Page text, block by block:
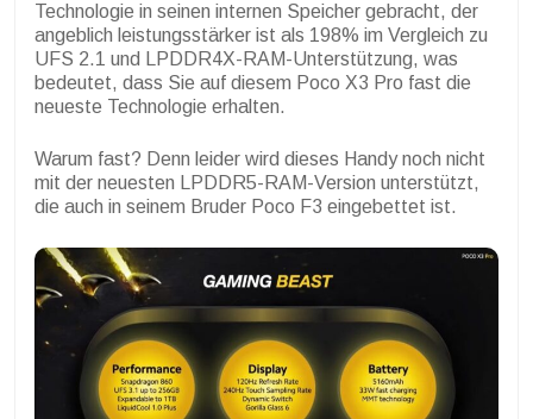
Technologie in seinen internen Speicher gebracht, der
angeblich leistungsstärker ist als 198% im Vergleich zu
UFS 2.1 und LPDDR4X-RAM-Unterstützung, was
bedeutet, dass Sie auf diesem Poco X3 Pro fast die
neueste Technologie erhalten.
Warum fast? Denn leider wird dieses Handy noch nicht
mit der neuesten LPDDR5-RAM-Version unterstützt,
die auch in seinem Bruder Poco F3 eingebettet ist.